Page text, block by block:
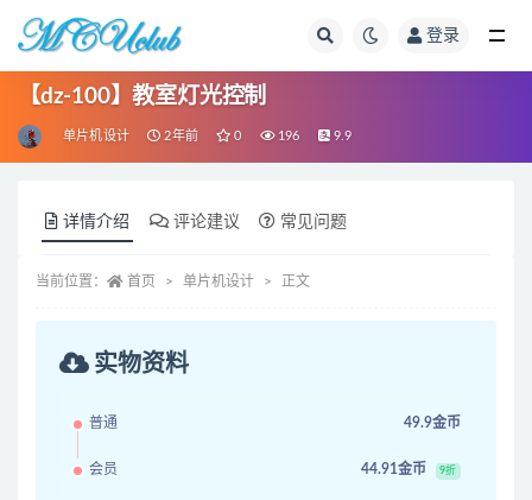
登录
【dz-100】教室灯光控制
单片机设计 2年前 0 196 9.9
详情介绍 评论建议 常见问题
当前位置： 首页 单片机设计 正文
实物资料
普通 49.9金币
会员 44.91金币 9折